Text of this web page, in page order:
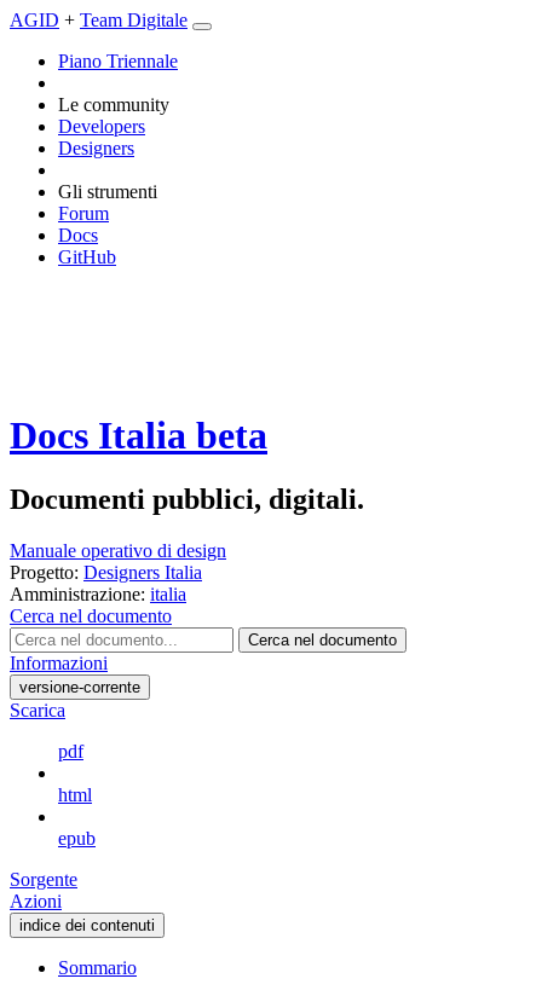
AGID + Team Digitale
Piano Triennale
Le community
Developers
Designers
Gli strumenti
Forum
Docs
GitHub
Docs Italia beta
Documenti pubblici, digitali.
Manuale operativo di design
Progetto: Designers Italia
Amministrazione: italia
Cerca nel documento
Cerca nel documento
Informazioni
versione-corrente
Scarica
pdf
html
epub
Sorgente
Azioni
indice dei contenuti
Sommario